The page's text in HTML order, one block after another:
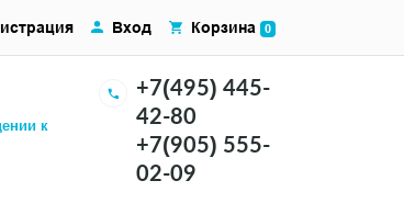
к
+7(495) 445-
42-80
+7(905) 555-
02-09
Вход Корзина 0